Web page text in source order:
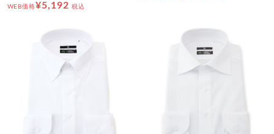
WEB価格¥5,192 税込